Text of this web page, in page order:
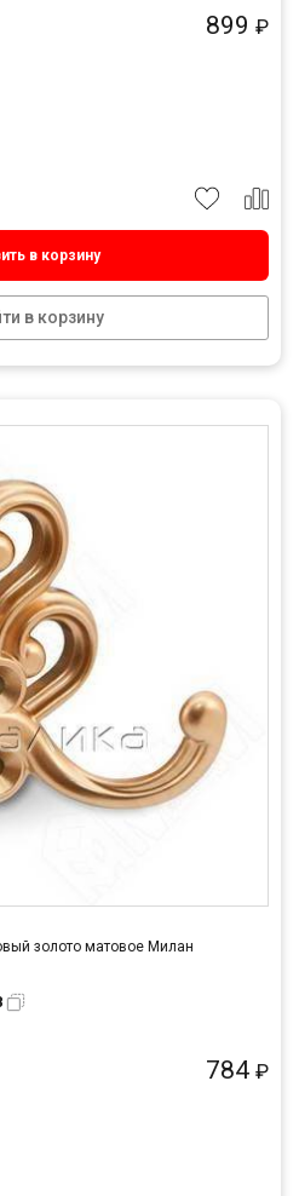
899 ₽
в корзину
в корзину
золото матовое Милан
784 ₽